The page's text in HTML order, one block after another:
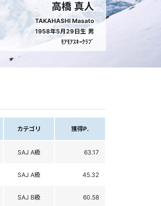
高橋 真人
TAKAHASHI Masato
1958年5月29日生 男
ﾓｱﾓｱｽｷｰｸﾗﾌﾞ
カテゴリ 獲得P.
SAJ A級 63.17
SAJ A級 45.32
SAJ B級 60.58